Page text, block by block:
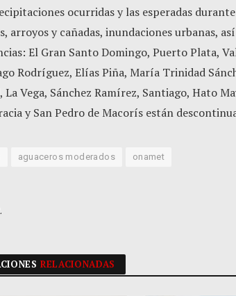
ocurridas y las esperadas
arroyos y cañadas, inundaciones urbanas,
El Gran Santo Domingo, Puerto Plata,
Rodríguez, Elías Piña, María Trinidad
La Vega, Sánchez Ramírez, Santiago, Hato
y San Pedro de Macorís están
aguaceros moderados onamet
RELACIONADAS